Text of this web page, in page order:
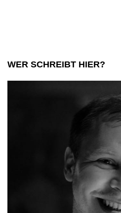
WER SCHREIBT HIER?